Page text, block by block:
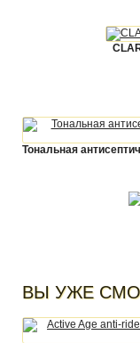
Тональная
ВЫ УЖЕ